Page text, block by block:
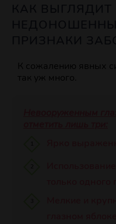
К сожалению явных
так уж много.